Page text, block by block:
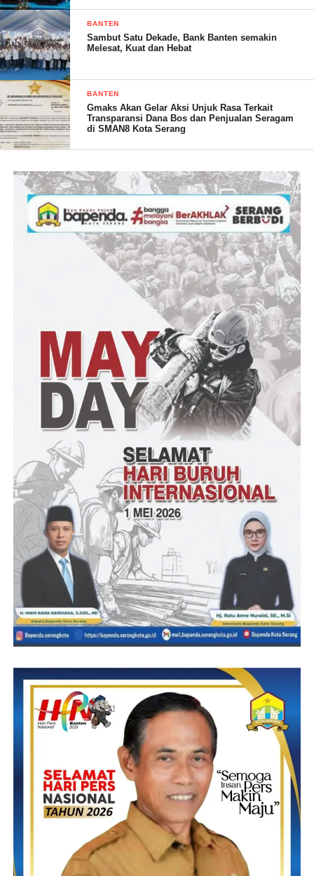
Post Views: 18
BANTEN
Sambut Satu Dekade, Bank Banten semakin
Melesat, Kuat dan Hebat
BANTEN
Gmaks Akan Gelar Aksi Unjuk Rasa Terkait
Transparansi Dana Bos dan Penjualan Seragam
di SMAN8 Kota Serang